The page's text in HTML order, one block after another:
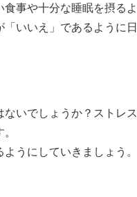
事や十分な睡眠を摂るよ
いいえ」であるように
いでしょうか？ストレ
うにしていきましょう。